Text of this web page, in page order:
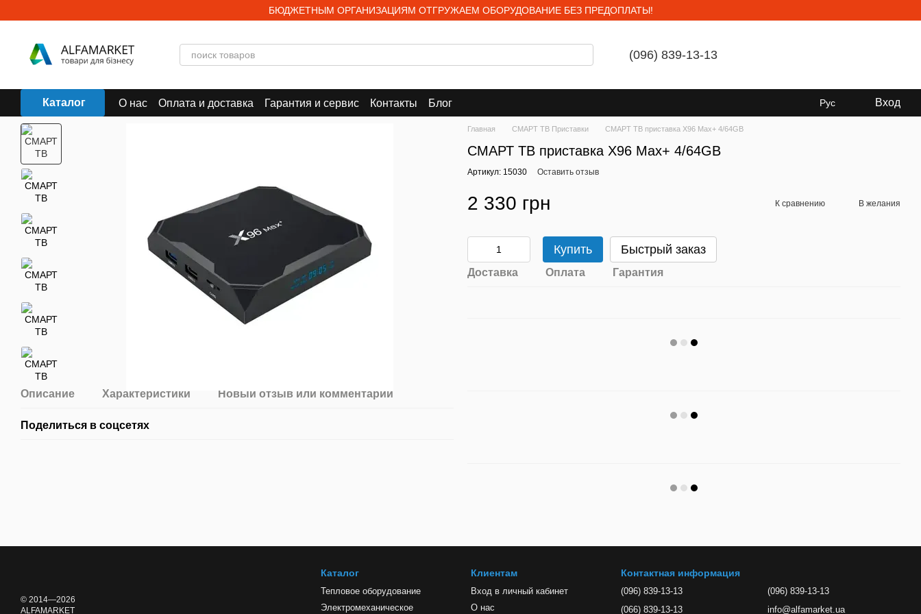
БЮДЖЕТНЫМ ОРГАНИЗАЦИЯМ ОТГРУЖАЕМ ОБОРУДОВАНИЕ БЕЗ ПРЕДОПЛАТЫ!
(096) 839-13-13
Каталог О нас Оплата и доставка Гарантия и сервис Контакты Блог Рус Вход
Описание Характеристики Новый отзыв или комментарий
Поделиться в соцсетях
Главная СМАРТ ТВ Приставки СМАРТ ТВ приставка X96 Max+ 4/64GB
СМАРТ ТВ приставка X96 Max+ 4/64GB
Артикул: 15030 Оставить отзыв
2 330 грн К сравнению В желания
Купить Быстрый заказ
Доставка Оплата Гарантия
© 2014—2026
ALFAMARKET
Каталог
Тепловое оборудование
Электромеханическое
Клиентам
Вход в личный кабинет
О нас
Контактная информация
(096) 839-13-13
(066) 839-13-13
(096) 839-13-13
info@alfamarket.ua